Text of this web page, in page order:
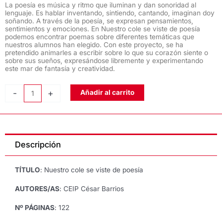
La poesía es música y ritmo que iluminan y dan sonoridad al
lenguaje. Es hablar inventando, sintiendo, cantando, imaginan doy
soñando. A través de la poesía, se expresan pensamientos,
sentimientos y emociones. En Nuestro cole se viste de poesía
podemos encontrar poemas sobre diferentes temáticas que
nuestros alumnos han elegido. Con este proyecto, se ha
pretendido animarles a escribir sobre lo que su corazón siente o
sobre sus sueños, expresándose libremente y experimentando
este mar de fantasía y creatividad.
-
NUESTRO
DE
POESÍA,
del
CEIP
Barrios
+ Añadir al carrito
Descripción
TÍTULO: Nuestro cole se viste de poesía
AUTORES/AS: CEIP César Barrios
Nº PÁGINAS: 122